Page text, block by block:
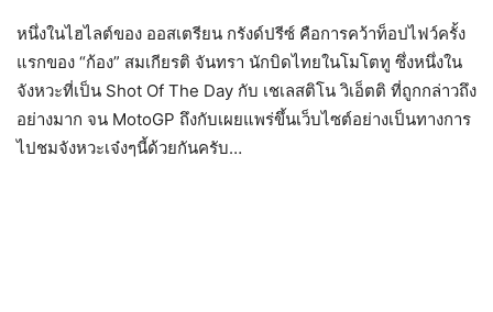
หนึ่งในไฮไลต์ของ ออสเตรียน กรังด์ปรีซ์ คือการคว้าท็อปไฟว์ครั้ง
แรกของ “ก้อง” สมเกียรติ จันทรา นักบิดไทยในโมโตทู ซึ่งหนึ่งใน
จังหวะที่เป็น Shot Of The Day กับ เชเลสติโน วิเอ็ตติ ที่ถูกกล่าวถึง
อย่างมาก จน MotoGP ถึงกับเผยแพร่ขึ้นเว็บไซต์อย่างเป็นทางการ
ไปชมจังหวะเจ๋งๆนี้ด้วยกันครับ…